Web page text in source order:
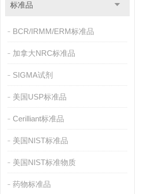
标准品
BCR/IRMM/ERM标准品
加拿大NRC标准品
SIGMA试剂
美国USP标准品
Cerilliant标准品
美国NIST标准品
美国NIST标准物质
药物标准品